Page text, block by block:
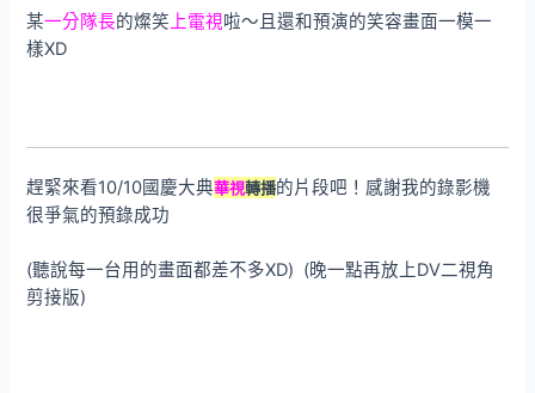
某一分隊長的燦笑 上電視啦～且還和預演的笑容畫面一模一
樣XD
趕緊來看10/10國慶大典華視轉播的片段吧！感謝我的錄影機
很爭氣的預錄成功
(聽說每一台用的畫面都差不多XD) (晚一點再放上DV二視角
剪接版)